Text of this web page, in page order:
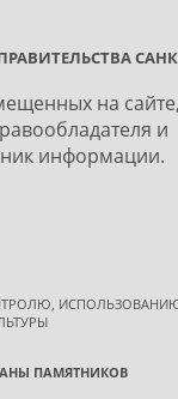
на
и
информации.
ПАМЯТНИКОВ